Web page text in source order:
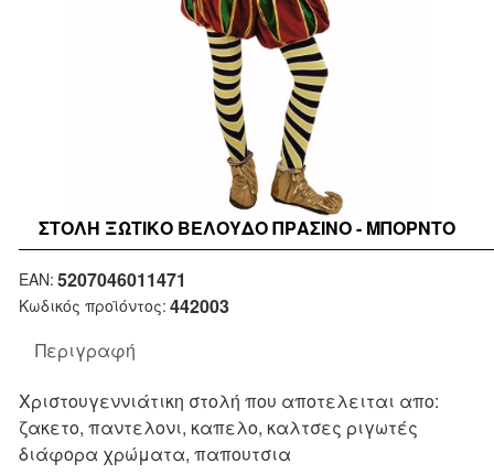
ΣΤΟΛΉ ΞΩΤΙΚΌ ΒΕΛΟΎΔΟ ΠΡΆΣΙΝΟ - ΜΠΟΡΝΤΌ
Περιγραφή
Χριστουγεννιάτικη στολή που αποτελειται απο:
ζακετο, παντελονι, καπελο, καλτσες ριγωτές
διάφορα χρώματα, παπουτσια
Κωδικός προϊόντος: 442003
EAN: 5207046011471